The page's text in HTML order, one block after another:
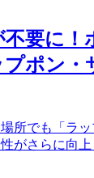
要に！
プポン・
所でも「ラッ
がさらに向